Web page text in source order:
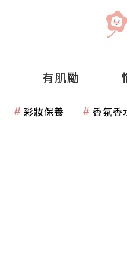
有肌勵
彩妝保養 香氛香